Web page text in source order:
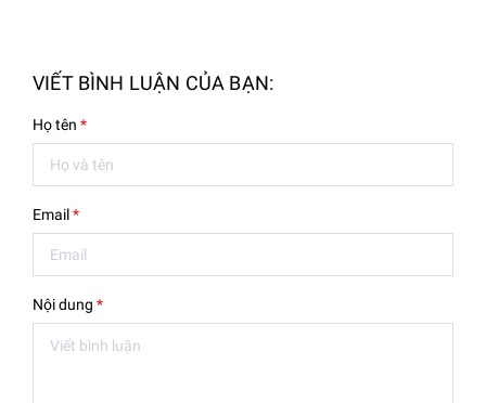
VIẾT BÌNH LUẬN CỦA BẠN:
Họ tên *
Email*
Nội dung *